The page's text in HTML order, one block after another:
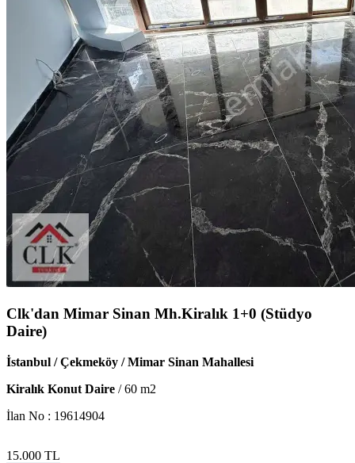
Clk'dan Mimar Sinan Mh.Kiralık 1+0 (Stüdyo
Daire)
İstanbul / Çekmeköy / Mimar Sinan Mahallesi
Kiralık Konut Daire /60 m2
İlan No : 19614904
15.000 TL